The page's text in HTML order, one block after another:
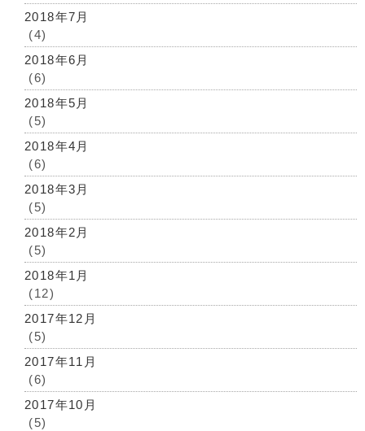
2018年7月
(4)
2018年6月
(6)
2018年5月
(5)
2018年4月
(6)
2018年3月
(5)
2018年2月
(5)
2018年1月
(12)
2017年12月
(5)
2017年11月
(6)
2017年10月
(5)